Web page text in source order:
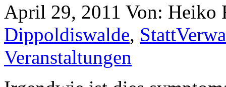
April 29, 2011 Von: Heiko
Dippoldiswalde,
Veranstaltungen